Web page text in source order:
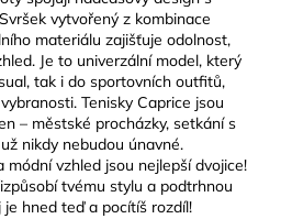
vytvořený z kombinace
materiálu zajišťuje odolnost,
Je to univerzální model, který
tak i do sportovních outfitů,
Tenisky Caprice jsou
– městské procházky, setkání s
nikdy nebudou únavné.
módní vzhled jsou nejlepší dvojice!
tvému stylu a podtrhnou
hned teď a pocítíš rozdíl!